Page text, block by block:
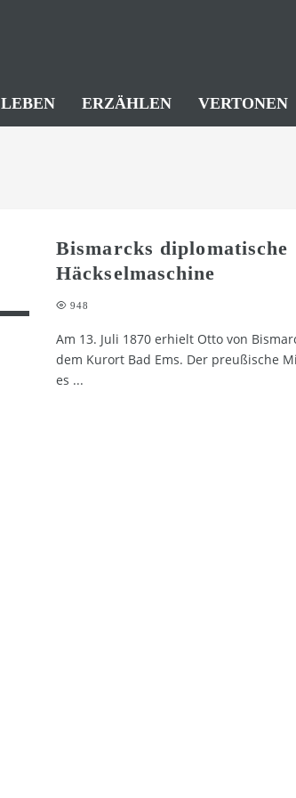
LEBEN ERZÄHLEN VERTONEN
Bismarcks diplomatische
Häckselmaschine
948
Am 13. Juli 1870 erhielt Otto von
dem Kurort Bad Ems. Der preußische
es ...